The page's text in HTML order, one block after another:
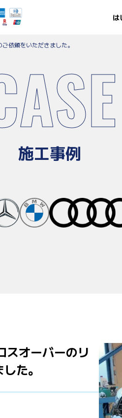
は
依頼をいただきました。
施工事例
スオーバーのリ
た。